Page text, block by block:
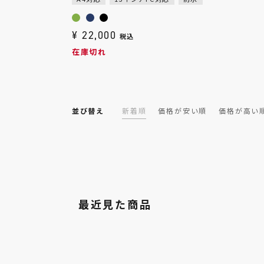
¥ 22,000 税込
在庫切れ
並び替え 新着順 価格が安い順 価格が高い
最近見た商品